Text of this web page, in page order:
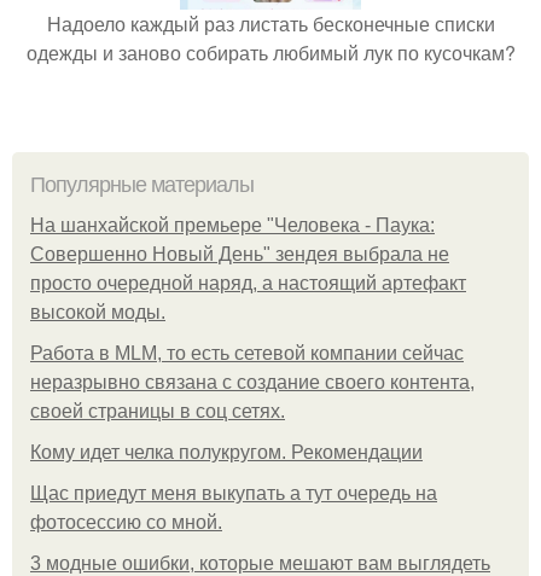
Надоело каждый раз листать бесконечные списки
одежды и заново собирать любимый лук по кусочкам?
Популярные материалы
На шанхайской премьере "Человека - Паука:
Совершенно Новый День" зендея выбрала не
просто очередной наряд, а настоящий артефакт
высокой моды.
Работа в MLM, то есть сетевой компании сейчас
неразрывно связана с создание своего контента,
своей страницы в соц сетях.
Кому идет челка полукругом. Рекомендации
Щас приедут меня выкупать а тут очередь на
фотосессию со мной.
3 модные ошибки, которые мешают вам выглядеть